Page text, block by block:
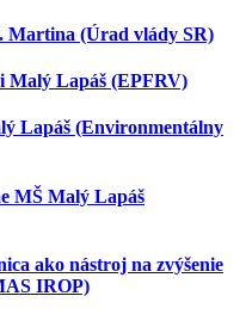
Martina (Úrad vlády SR)
Malý Lapáš (EPFRV)
Lapáš (Environmentálny
MŠ Malý Lapáš
ako nástroj na zvýšenie
IROP)